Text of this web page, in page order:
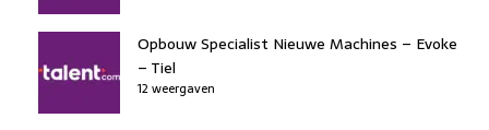
Opbouw Specialist Nieuwe Machines – Evoke
– Tiel
12 weergaven